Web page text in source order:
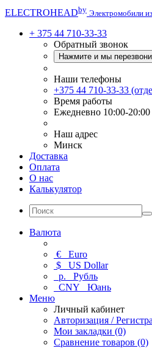
ELECTROHEADby Электромобили
+ 375 44 710-33-33
Обратный звонок
Нажмите и мы
Наши телефоны
+375 44 710-33-33
Время работы
Ежедневно 10:00-20:00
Наш адрес
Минск
Доставка
Оплата
О нас
Калькулятор
Валюта
€ Euro
$ US Dollar
р. Рубль
CNY Юань
Меню
Личный кабинет
Авторизация /
Мои закладки (0)
Сравнение товаров (0)